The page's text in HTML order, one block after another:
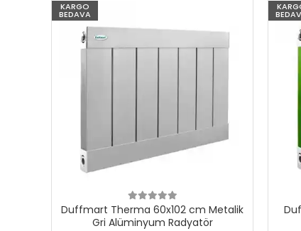
KARGO
BEDAVA
Duffmart Therma 60x102 cm Metalik
Gri Alüminyum Radyatör